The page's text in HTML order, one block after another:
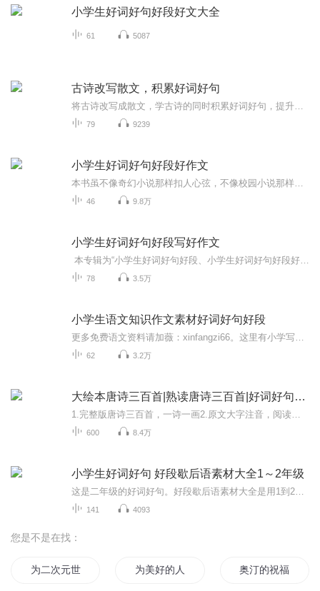
小学生好词好句好段好文大全
61 5087
古诗改写散文，积累好词好句
79 9239
小学生好词好句好段好作文
46 9.8万
小学生好词好句好段写好作文
78 3.5万
小学生语文知识作文素材好词好句好段
62 3.2万
大绘本唐诗三百首|熟读唐诗三百首|好词好句随时有
600 8.4万
小学生好词好句 好段歇后语素材大全1～2年级
141 4093
您是不是在找：
为二次元世界献上祝福 为美好的人生献上祝福 奥汀的祝福